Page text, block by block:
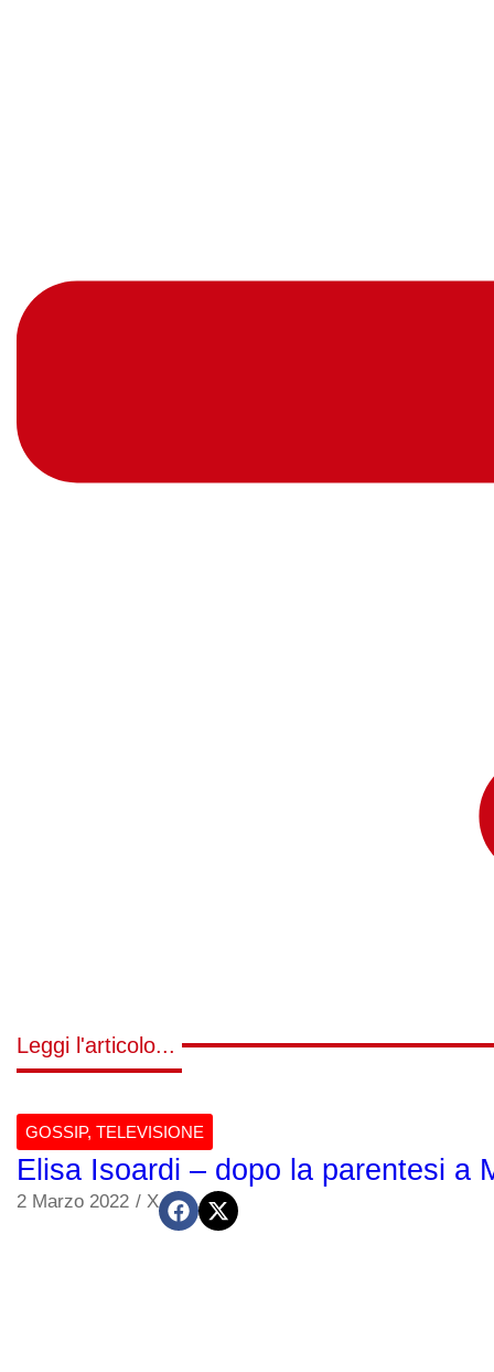
Leggi l'articolo...
GOSSIP, TELEVISIONE
Elisa Isoardi – dopo la parentesi a
2 Marzo 2022 / X